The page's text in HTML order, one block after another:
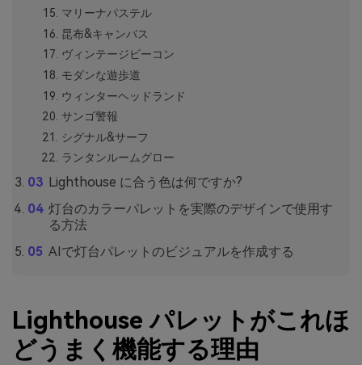
マリーナパステル
昆布&キャンバス
ヴィンテージビーコン
モダンな遊歩道
ウィンターヘッドランド
サンゴ警報
シグナル&サーフ
ランタンルームグロー
Lighthouse に合う色は何ですか?
灯台のカラーパレットを実際のデザインで使用す
る方法
AIで灯台パレットのビジュアルを作成する
Lighthouse パレットがこれほ
どうまく機能する理由